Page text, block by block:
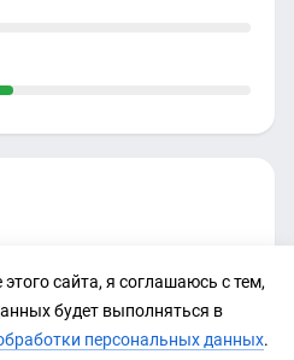
сайта, я соглашаюсь с тем,
будет выполняться в
персональных данных.